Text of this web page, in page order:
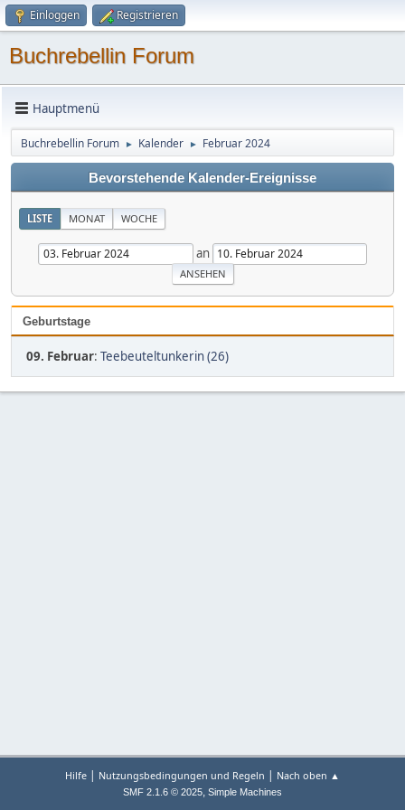
Einloggen Registrieren
Buchrebellin Forum
Hauptmenü
Buchrebellin Forum ► Kalender ► Februar 2024
Bevorstehende Kalender-Ereignisse
LISTE MONAT WOCHE
an
Geburtstage
09. Februar: Teebeuteltunkerin (26)
Hilfe | Nutzungsbedingungen und Regeln | Nach oben ▲
SMF 2.1.6 © 2025, Simple Machines